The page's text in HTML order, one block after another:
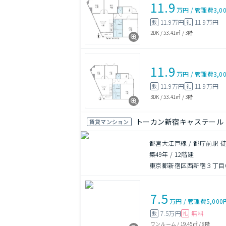
11.9 万円 /管理費
敷 11.9万円 礼 11.9万円
2DK /53.41㎡ /3階
11.9 万円 /管理費
敷 11.9万円 礼 11.9万円
3DK /53.41㎡ /3階
賃貸マンション トーカン新宿キャステール
都営大江戸線 / 都庁前駅
築49年 / 12階建
東京都新宿区西新宿３丁
7.5 万円 /管理費5,000
敷 7.5万円 礼 無料
ワンルーム / 19.45㎡/8階